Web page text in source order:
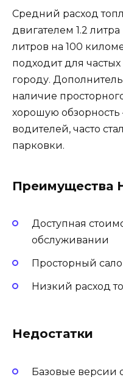
Средний расход
двигателем 1.2
литров на 100
подходит для
городу.
наличие
хорошую
водителей, часто
парковки.
Преимущества
Доступная
обслуживании
Просторный
Низкий расход
Недостатки
Базовые